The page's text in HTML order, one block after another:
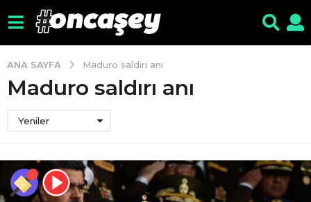
ANA SAYFA Maduro saldırı anı
Maduro saldırı anı
Yeniler